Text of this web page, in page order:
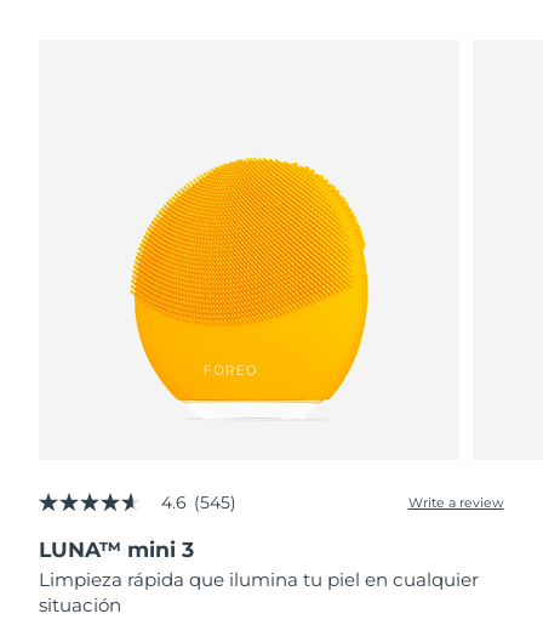
4.6
of
5
stars,
average
4.6 (545) Write a review
LUNA™ mini 3
Limpieza rápida que ilumina tu piel en cualquier
situación